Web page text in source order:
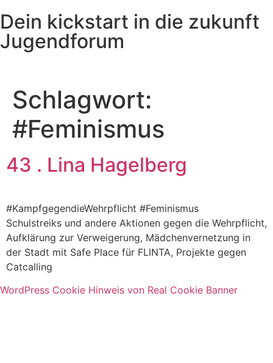
Dein kickstart in die zukunft
Jugendforum
Schlagwort:
#Feminismus
43 . Lina Hagelberg
#KampfgegendieWehrpflicht #Feminismus
Schulstreiks und andere Aktionen gegen die Wehrpflicht,
Aufklärung zur Verweigerung, Mädchenvernetzung in
der Stadt mit Safe Place für FLINTA, Projekte gegen
Catcalling
WordPress Cookie Hinweis von Real Cookie Banner